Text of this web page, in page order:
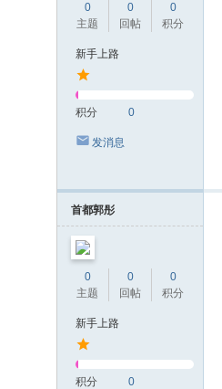
0
主题
0
回帖
0
积分
新手上路
积分 0
发消息
首都郭彤
0
主题
0
回帖
0
积分
新手上路
积分 0